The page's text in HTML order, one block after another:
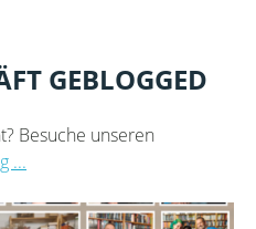
GEBLOGGED
Besuche unseren
...